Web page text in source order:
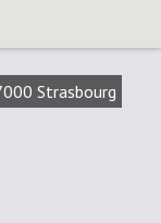
Strasbourg